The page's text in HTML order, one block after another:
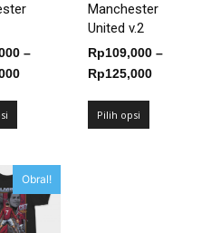
–
Rentang
Manchester
United v.2
Rp109,000 –
Rp125,000Rentang
Pilih opsi
Obral!